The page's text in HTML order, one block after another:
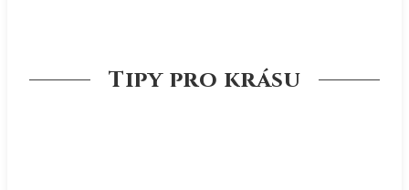
Tipy pro krásu